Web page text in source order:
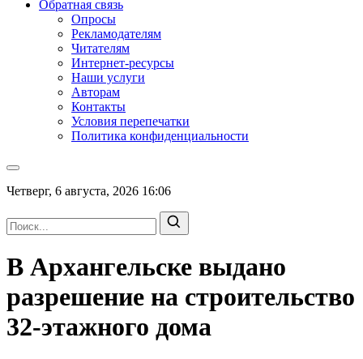
Обратная связь
Опросы
Рекламодателям
Читателям
Интернет-ресурсы
Наши услуги
Авторам
Контакты
Условия перепечатки
Политика конфиденциальности
Четверг, 6 августа, 2026 16:06
В Архангельске выдано
разрешение на строительство
32-этажного дома